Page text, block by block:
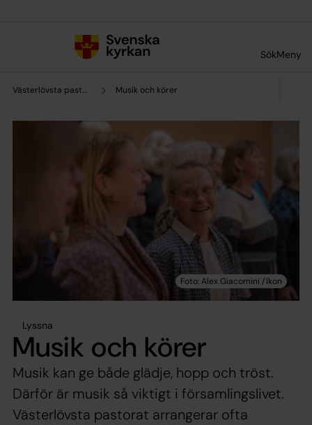
SökMeny
Västerlövsta pastorat Musik och körer
Lyssna
Musik och körer
Musik kan ge både glädje, hopp och tröst.
Därför är musik så viktigt i församlingslivet.
Västerlövsta pastorat arrangerar ofta